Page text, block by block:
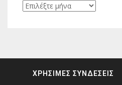
Ιστορικό
ΧΡΗΣΙΜΕΣ ΣΥΝΔΕΣΕΙΣ